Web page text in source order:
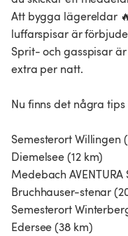
Att bygga lägereldar
luffarspisar är
Sprit- och gasspisar
extra per natt.
Nu finns det några
Semesterort Willingen
Diemelsee (12 km)
Medebach
Bruchhauser-stenar
Semesterort
Edersee (38 km)